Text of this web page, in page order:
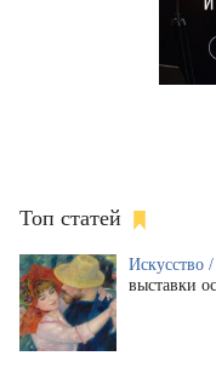
Топ статей
Искусство /
выставки